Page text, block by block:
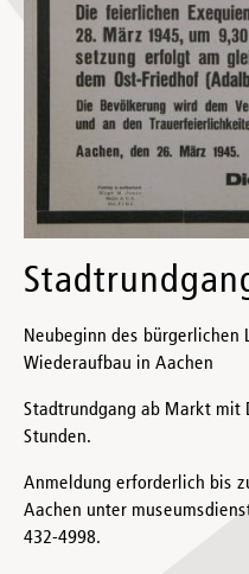
Neubeginn des bürgerlichen
Wiederaufbau in Aachen
Stadtrundgang ab Markt mit
Stunden.
Anmeldung erforderlich bis
Aachen unter
432-4998.